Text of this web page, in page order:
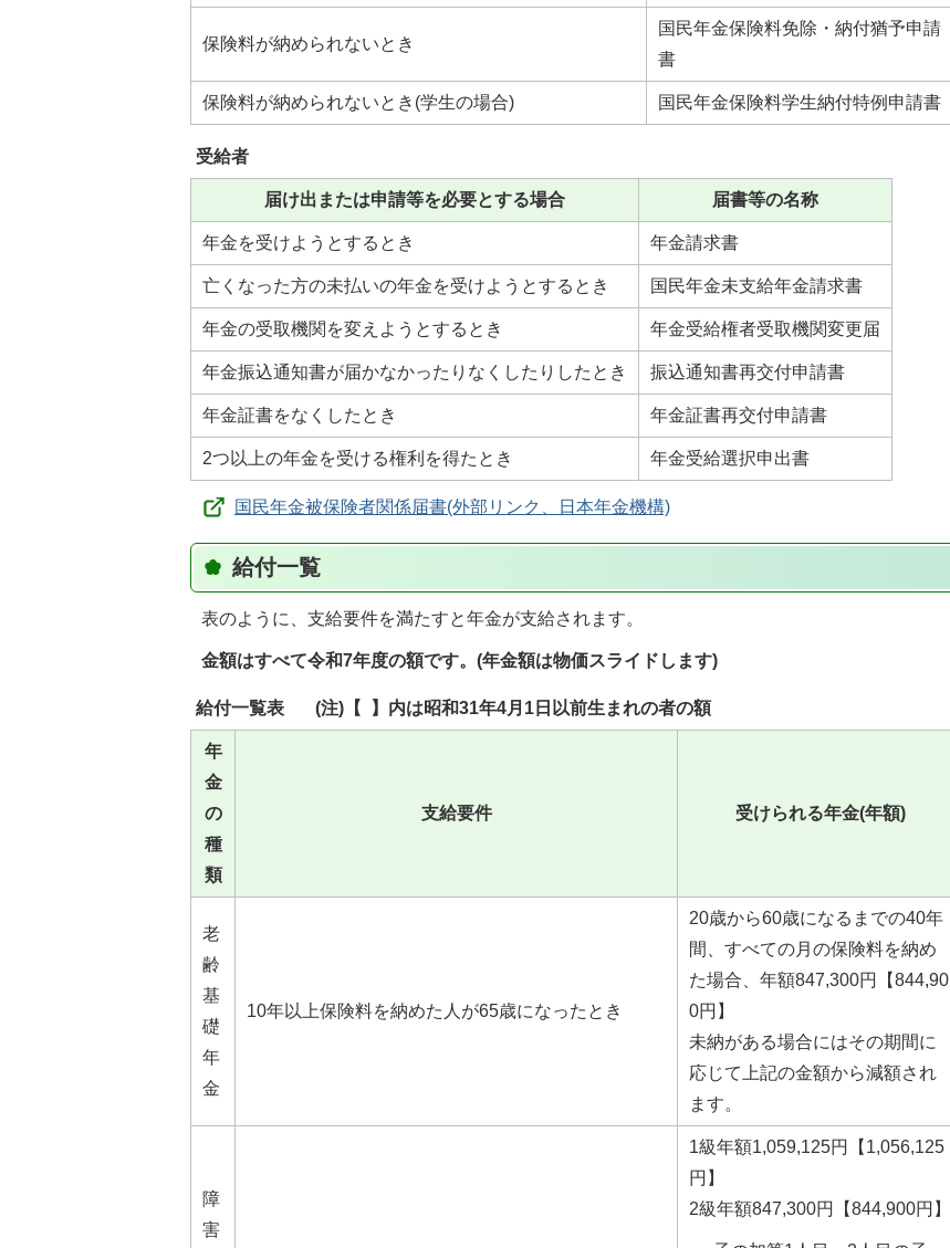
保険料が納められないとき
国民年金保険料免除・納付猶予申請
書
保険料が納められないとき(学生の場合) 国民年金保険料学生納付特例申請書
受給者
届け出または申請等を必要とする場合 届書等の名称
年金を受けようとするとき 年金請求書
亡くなった方の未払いの年金を受けようとするとき 国民年金未支給年金請求書
年金の受取機関を変えようとするとき 年金受給権者受取機関変更届
年金振込通知書が届かなかったりなくしたりしたとき 振込通知書再交付申請書
年金証書をなくしたとき 年金証書再交付申請書
2つ以上の年金を受ける権利を得たとき 年金受給選択申出書
国民年金被保険者関係届書(外部リンク、日本年金機構)
給付一覧
表のように、支給要件を満たすと年金が支給されます。
金額はすべて令和7年度の額です。(年金額は物価スライドします)
給付一覧表 (注)【 】内は昭和31年4月1日以前生まれの者の額
年
金
の
種
類
支給要件 受けられる年金(年額)
老
齢
基
礎
年
金
10年以上保険料を納めた人が65歳になったとき
20歳から60歳になるまでの40年
間、すべての月の保険料を納め
た場合、年額847,300円【844,90
0円】
未納がある場合にはその期間に
応じて上記の金額から減額され
ます。
障
害
1級年額1,059,125円【1,056,125
円】
2級年額847,300円【844,900円】